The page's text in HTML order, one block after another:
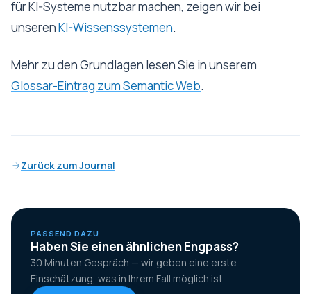
für KI-Systeme nutzbar machen, zeigen wir bei
unserenKI-Wissenssystemen.
Mehr zu den Grundlagen lesen Sie in unserem
Glossar-Eintrag zum Semantic Web.
Zurück zum Journal
PASSEND DAZU
Haben Sie einen ähnlichen Engpass?
30 Minuten Gespräch — wir geben eine erste
Einschätzung, was in Ihrem Fall möglich ist.